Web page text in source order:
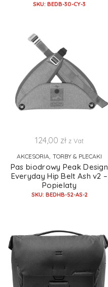
SKU: BEDB-30-CY-3
124,00 zł z Vat
AKCESORIA, TORBY & PLECAKI
Pas biodrowy Peak Design
Everyday Hip Belt Ash v2 –
Popielaty
SKU: BEDHB-52-AS-2